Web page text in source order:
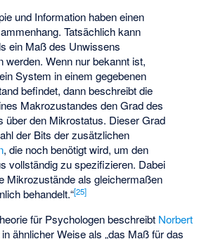
und Information haben einen
Tatsächlich kann
ein Maß des Unwissens
werden. Wenn nur bekannt ist,
System in einem gegebenen
befindet, dann beschreibt die
Makrozustandes den Grad des
über den Mikrostatus. Dieser Grad
der Bits der zusätzlichen
, die noch benötigt wird, um den
vollständig zu spezifizieren. Dabei
Mikrozustände als gleichermaßen
behandelt.“[25]
für Psychologen beschreibt Norbert
ähnlicher Weise als „das Maß für das